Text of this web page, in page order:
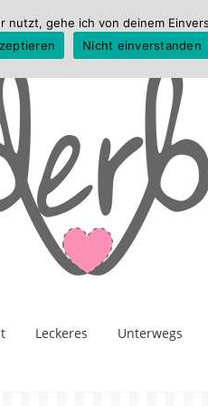
Leckeres Unterwegs
gehe ich von deinem
Nicht einverstanden